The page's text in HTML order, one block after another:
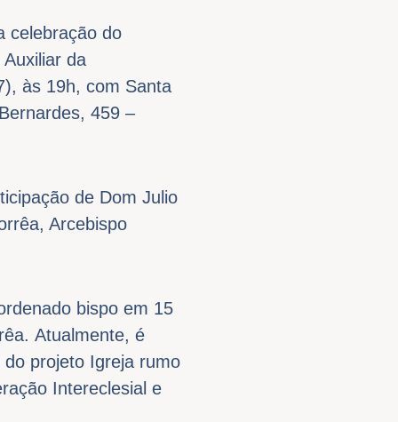
celebração do
da
às 19h, com Santa
459 –
de Dom Julio
Arcebispo
bispo em 15
Atualmente, é
projeto Igreja rumo
Intereclesial e